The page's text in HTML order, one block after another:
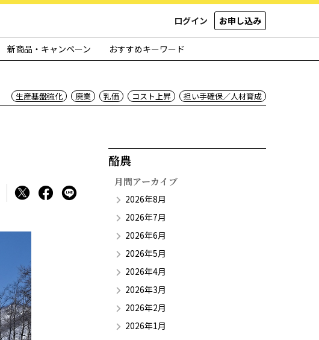
ログイン お申し込み
新商品・キャンペーン おすすめキーワード
生産基盤強化 廃業 乳価 コスト上昇 担い手確保／人材育成
酪農​
月間アーカイブ
2026年8月
2026年7月
2026年6月
2026年5月
2026年4月
2026年3月
2026年2月
2026年1月